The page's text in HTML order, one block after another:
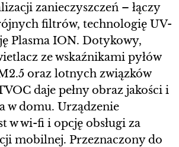
zanieczyszczeń – łączy
filtrów, technologię UV-
Plasma ION. Dotykowy,
ze wskaźnikami pyłów
oraz lotnych związków
daje pełny obraz jakości i
w domu. Urządzenie
w wi-fi i opcję obsługi za
mobilnej. Przeznaczony do